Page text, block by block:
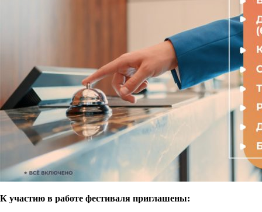
К участию в работе фестиваля приглашены: